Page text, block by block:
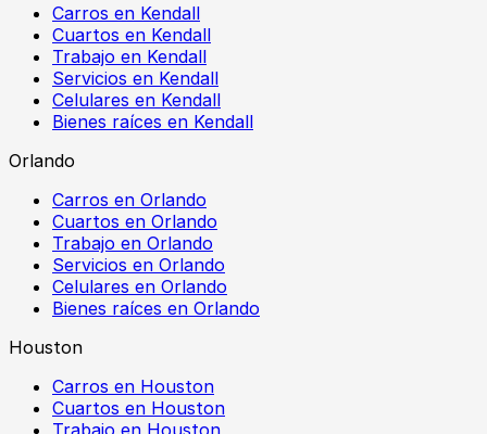
Carros en Kendall
Cuartos en Kendall
Trabajo en Kendall
Servicios en Kendall
Celulares en Kendall
Bienes raíces en Kendall
Orlando
Carros en Orlando
Cuartos en Orlando
Trabajo en Orlando
Servicios en Orlando
Celulares en Orlando
Bienes raíces en Orlando
Houston
Carros en Houston
Cuartos en Houston
Trabajo en Houston